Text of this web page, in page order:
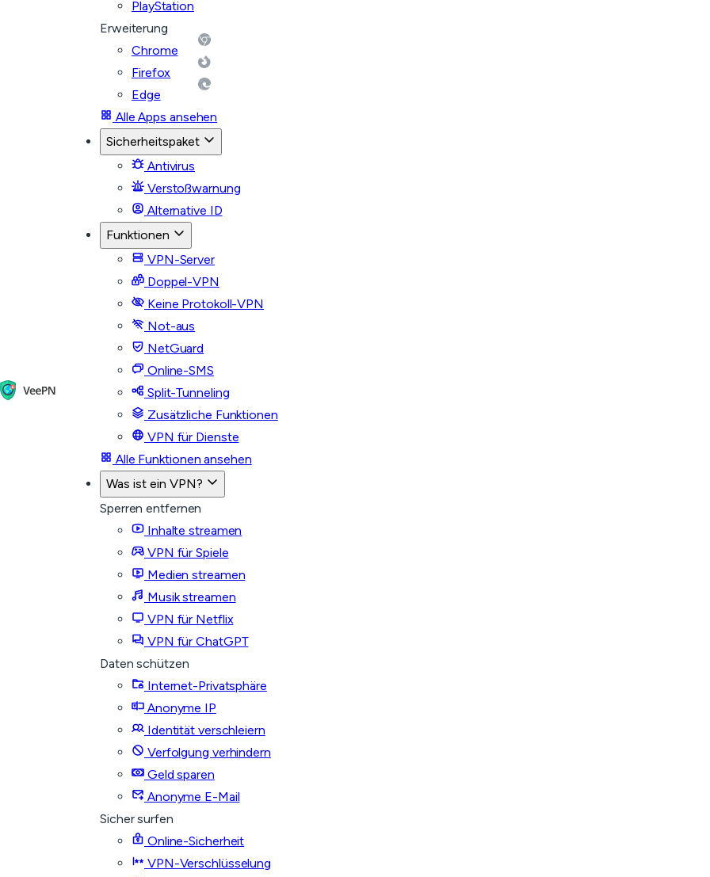
PlayStation
Erweiterung
Chrome
Firefox
Edge
Alle Apps ansehen
Sicherheitspaket
Antivirus
Verstoßwarnung
Alternative ID
Funktionen
VPN-Server
Doppel-VPN
Keine Protokoll-VPN
Not-aus
NetGuard
Online-SMS
Split-Tunneling
Zusätzliche Funktionen
VPN für Dienste
Alle Funktionen ansehen
Was ist ein VPN?
Sperren entfernen
Inhalte streamen
VPN für Spiele
Medien streamen
Musik streamen
VPN für Netflix
VPN für ChatGPT
Daten schützen
Internet-Privatsphäre
Anonyme IP
Identität verschleiern
Verfolgung verhindern
Geld sparen
Anonyme E-Mail
Sicher surfen
Online-Sicherheit
VPN-Verschlüsselung